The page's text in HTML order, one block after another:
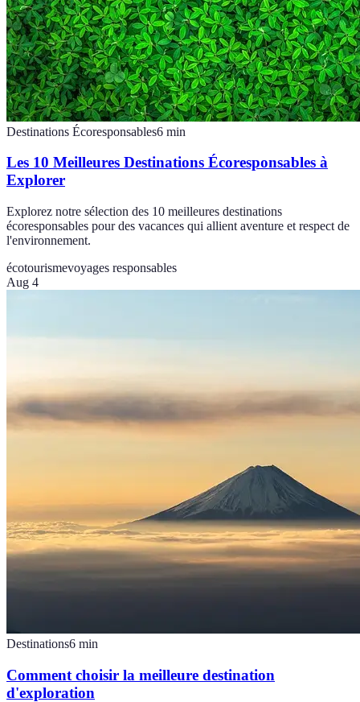
Destinations Écoresponsables6 min
Les 10 Meilleures Destinations Écoresponsables à
Explorer
Explorez notre sélection des 10 meilleures destinations
écoresponsables pour des vacances qui allient aventure et respect de
l'environnement.
écotourismevoyages responsables
Aug 4
Destinations6 min
Comment choisir la meilleure destination
d'exploration